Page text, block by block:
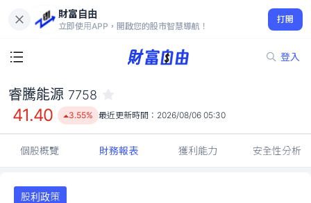
財富自由
立即使用APP，開啟您的股市智慧導航！
打開
登入
41.40
3.55%
睿騰能源 7758
41.40 3.55% 最近更新時間： 2026/08/06 05:30
個股概覽 財務報表 獲利能力 安全性分析
股利政策